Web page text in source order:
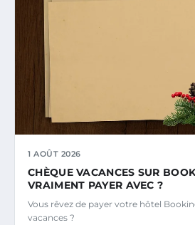
1 AOÛT 2026
CHÈQUE VACANCES SUR
VRAIMENT PAYER AVEC ?
Vous rêvez de payer votre hôtel
vacances ?